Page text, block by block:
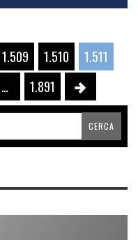
1.509 1.510
1.511
… 1.891